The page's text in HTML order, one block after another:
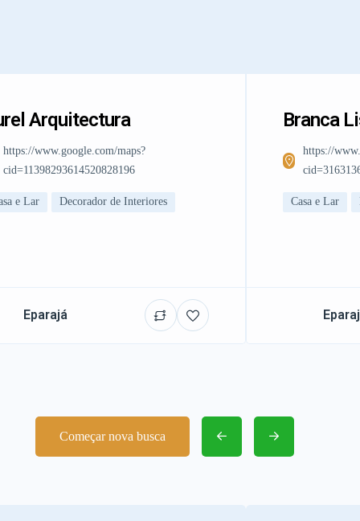
Arquitectura
https://www.google.com/maps?
cid=11398293614520828196
e Lar Decorador de Interiores
Eparajá
Branca
https://
Casa e Lar
Começar nova busca